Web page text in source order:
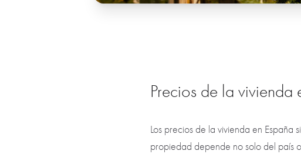
Precios de la vivienda
Los precios de la vivienda en
propiedad depende no solo del país